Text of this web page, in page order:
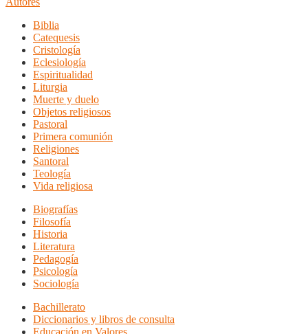
Biblia
Catequesis
Cristología
Eclesiología
Espiritualidad
Liturgia
Muerte y duelo
Objetos religiosos
Pastoral
Primera comunión
Religiones
Santoral
Teología
Vida religiosa
Biografías
Filosofía
Historia
Literatura
Pedagogía
Psicología
Sociología
Bachillerato
Diccionarios y libros de consulta
Educación en Valores